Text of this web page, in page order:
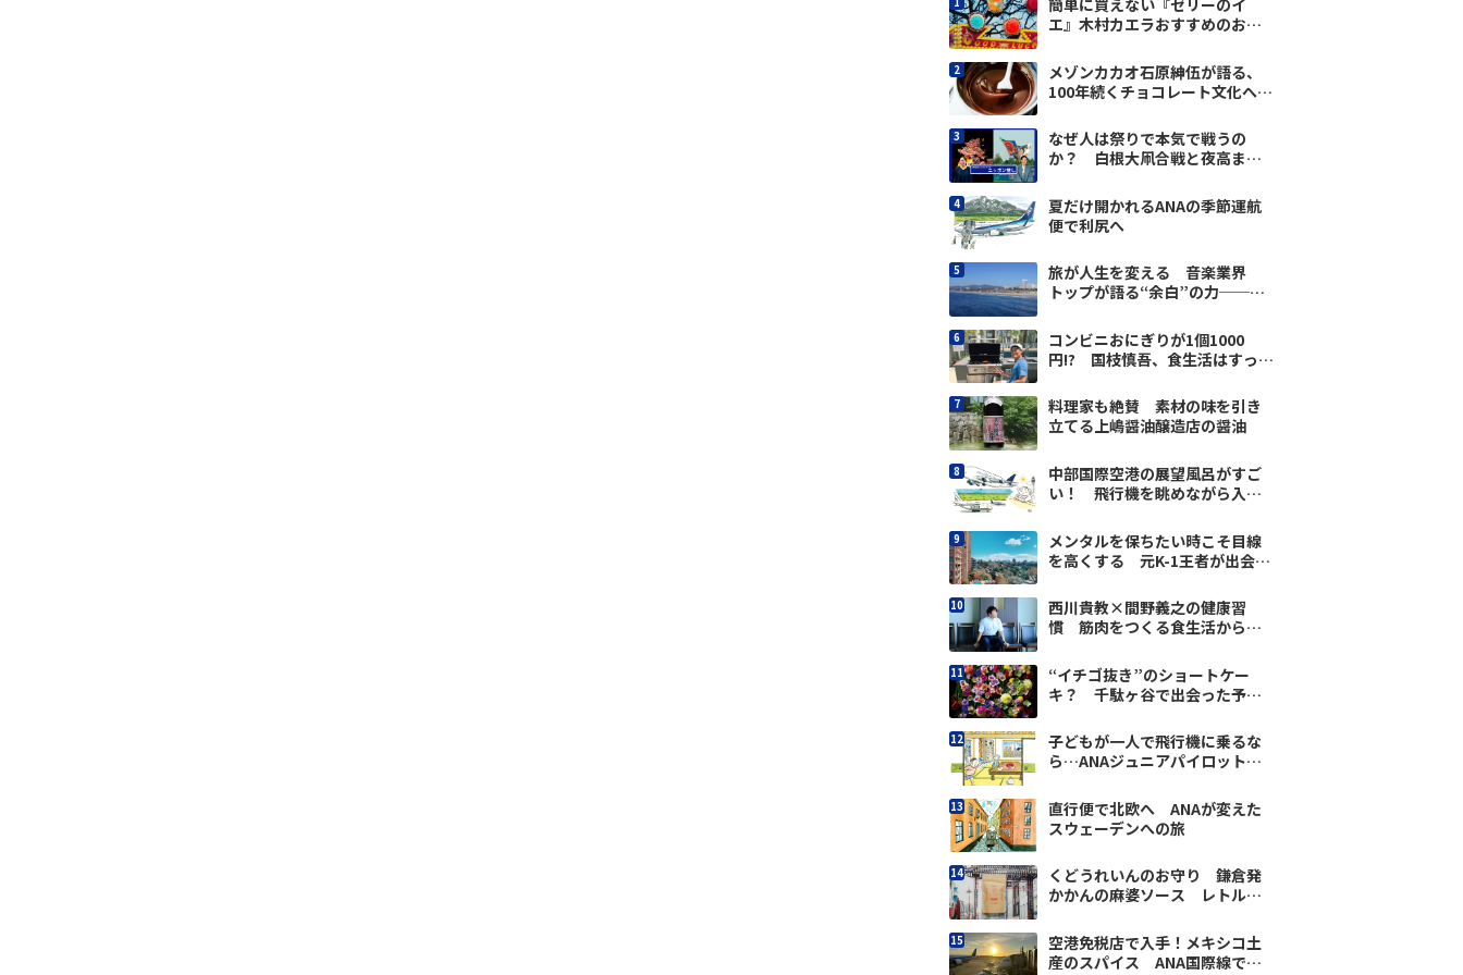
簡単に買えない『ゼリーのイ
エ』木村カエラおすすめのお取
メゾンカカオ石原紳伍が語る、
100年続くチョコレート文化への
なぜ人は祭りで本気で戦うの
か？ 白根大凧合戦と夜高まつ
夏だけ開かれるANAの季節運航
便で利尻へ
旅が人生を変える 音楽業界
トップが語る“余白”の力──ユ
コンビニおにぎりが1個1000
円!? 国枝慎吾、食生活はすっか
料理家も絶賛 素材の味を引き
立てる上嶋醤油醸造店の醤油
中部国際空港の展望風呂がすご
い！ 飛行機を眺めながら入れ
メンタルを保ちたい時こそ目線
を高くする 元K-1王者が出会っ
西川貴教×間野義之の健康習
慣 筋肉をつくる食生活からプ
“イチゴ抜き”のショートケー
キ？ 千駄ヶ谷で出会った予想
子どもが一人で飛行機に乗るな
ら…ANAジュニアパイロットの
直行便で北欧へ ANAが変えた
スウェーデンへの旅
くどうれいんのお守り 鎌倉発
かかんの麻婆ソース レトルト
空港免税店で入手！メキシコ土
産のスパイス ANA国際線で地